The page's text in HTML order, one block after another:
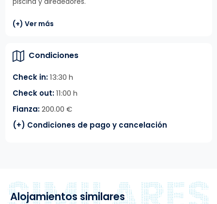
(+) Ver más
Condiciones
Check in:13:30 h
Check out:11:00 h
Fianza:200.00 €
(+) Condiciones de pago y cancelación
Alojamientos similares